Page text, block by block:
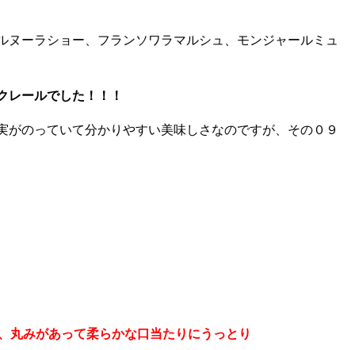
ーラショー、フランソワラマルシュ、モンジャールミュ
レールでした！！！
のっていて分かりやすい美味しさなのですが、その０９
丸みがあって柔らかな口当たりにうっとり